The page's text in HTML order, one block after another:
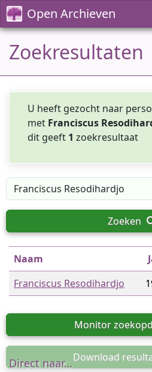
Open Archieven
Zoekresultaten
U heeft gezocht naar
met Franciscus
dit geeft 1 zoekresultaat
Zoeken
Naam
Franciscus Resodihardjo
Monitor
Download
Direct naar...